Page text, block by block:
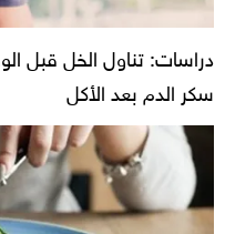
دراسات: تناول الخل قبل
سكر الدم بعد الأكل